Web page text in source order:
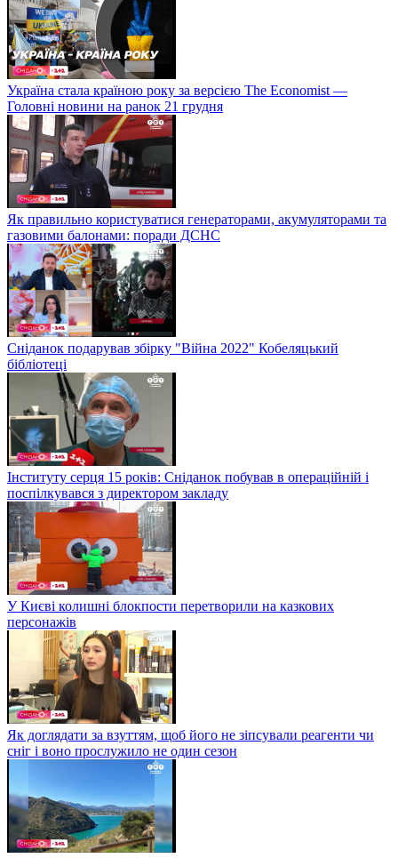
Україна стала країною року за версією The Economist —
Головні новини на ранок 21 грудня
Як правильно користуватися генераторами, акумуляторами та
газовими балонами: поради ДСНС
Сніданок подарував збірку "Війна 2022" Кобеляцький
бібліотеці
Інституту серця 15 років: Сніданок побував в операційній і
поспілкувався з директором закладу
У Києві колишні блокпости перетворили на казкових
персонажів
Як доглядати за взуттям, щоб його не зіпсували реагенти чи
сніг і воно прослужило не один сезон